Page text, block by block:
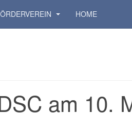
HOME
am 10.